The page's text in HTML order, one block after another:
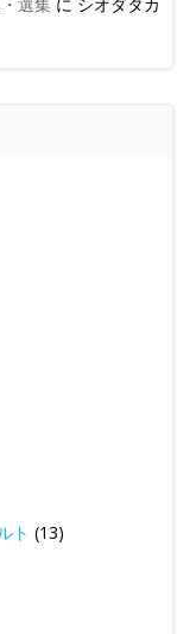
選集 に シオダタカ
ト (13)